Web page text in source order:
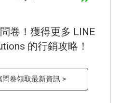
卷！獲得更多 LINE
的行銷攻略！
問卷領取最新資訊 >